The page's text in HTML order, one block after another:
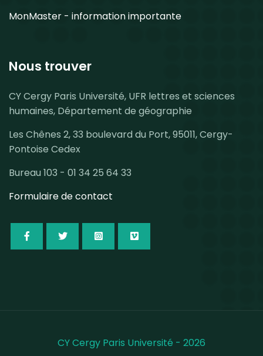
MonMaster - information importante
Nous trouver
CY Cergy Paris Université, UFR lettres et sciences
humaines, Département de géographie
Les Chênes 2, 33 boulevard du Port, 95011, Cergy-
Pontoise Cedex
Bureau 103 - 01 34 25 64 33
Formulaire de contact
CY Cergy Paris Université - 2026